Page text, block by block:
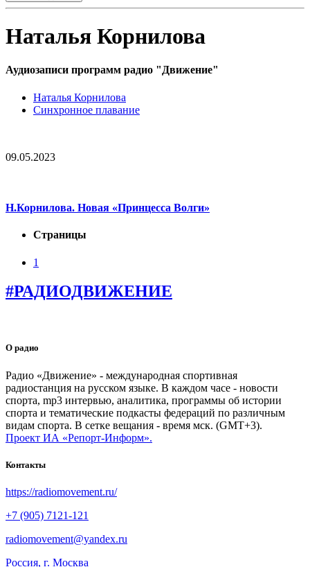
Наталья Корнилова
Аудиозаписи программ радио "Движение"
Наталья Корнилова
Синхронное плавание
09.05.2023
Н.Корнилова. Новая «Принцесса Волги»
Страницы
1
#РАДИОДВИЖЕНИЕ
О радио
Радио «Движение» - международная спортивная
радиостанция на русском языке. В каждом часе - новости
спорта, mp3 интервью, аналитика, программы об истории
спорта и тематические подкасты федераций по различным
видам спорта. В сетке вещания - время мск. (GMT+3).
Проект ИА «Репорт-Информ».
Контакты
https://radiomovement.ru/
+7 (905) 7121-121
radiomovement@yandex.ru
Россия, г. Москва